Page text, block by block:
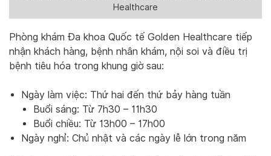
Healthcare
Phòng khám Đa khoa Quốc tế Golden Healthcare tiếp
nhận khách hàng, bệnh nhân khám, nội soi và điều trị
bệnh tiêu hóa trong khung giờ sau:
Ngày làm việc: Thứ hai đến thứ bảy hàng tuần
Buổi sáng: Từ 7h30 – 11h30
Buổi chiều: Từ 13h00 – 17h00
Ngày nghỉ: Chủ nhật và các ngày lễ lớn trong năm